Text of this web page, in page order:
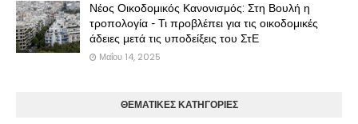
Νέος Οικοδομικός Κανονισμός: Στη Βουλή η
τροπολογία - Τι προβλέπει για τις οικοδομικές
άδειες μετά τις υποδείξεις του ΣτΕ
Μαΐου 14, 2025
ΘΕΜΑΤΙΚΕΣ ΚΑΤΗΓΟΡΙΕΣ